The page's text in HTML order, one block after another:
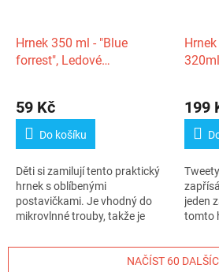
Hrnek 350 ml - "Blue
forrest", Ledové
59 Kč
Do košíku
Děti si zamilují tento praktický
hrnek s oblíbenými
postavičkami. Je vhodný do
mikrovlnné trouby, takže je
Hrnek
320ml
199
jeden
tomto
NAČÍST 60